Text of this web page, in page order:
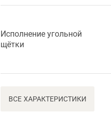
Исполнение угольной
щётки
ВСЕ ХАРАКТЕРИСТИКИ